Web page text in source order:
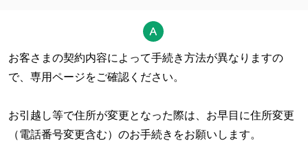
お客さまの契約内容によって手続き方法が異なりますの
で、専用ページをご確認ください。
お引越し等で住所が変更となった際は、お早目に住所変更
（電話番号変更含む）のお手続きをお願いします。